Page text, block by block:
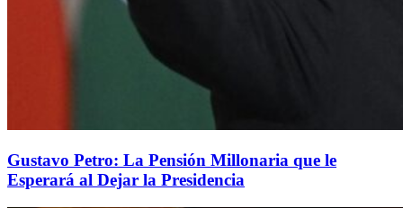
Gustavo Petro: La Pensión Millonaria que le
Esperará al Dejar la Presidencia